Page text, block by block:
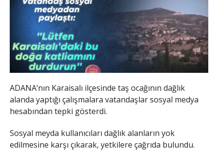
ADANA’nın Karaisalı ilçesinde taş ocağının dağlık
alanda yaptığı çalışmalara vatandaşlar sosyal medya
hesabından tepki gösterdi.
Sosyal meyda kullanıcıları dağlık alanların yok
edilmesine karşı çıkarak, yetkilere çağrıda bulundu.